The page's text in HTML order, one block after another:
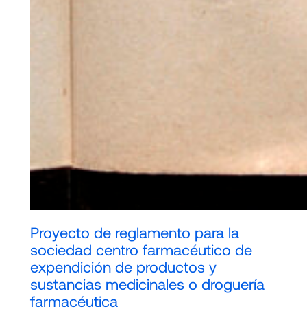
Proyecto de reglamento para la
sociedad centro farmacéutico de
expendición de productos y
sustancias medicinales o droguería
farmacéutica